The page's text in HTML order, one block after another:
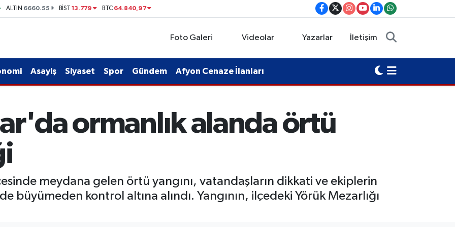
ALTIN 6660.55 BİST13.779 BTC 64.840,97
Foto Galeri Videolar Yazarlar İletişim
Asayiş Siyaset Spor Gündem Afyon Cenaze İlanları
ormanlık alanda örtü
meydana gelen örtü yangını, vatandaşların dikkati ve ekiplerin
büyümeden kontrol altına alındı. Yangının, ilçedeki Yörük Mezarlığı